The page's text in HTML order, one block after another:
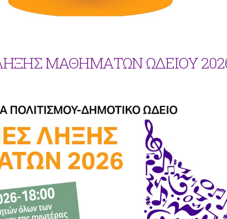
ΜΑΘΗΜΑΤΩΝ ΩΔΕΙΟΥ